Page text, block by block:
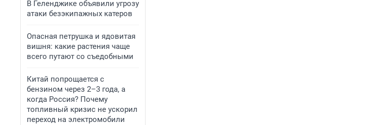
В Геленджике объявили угрозу
атаки безэкипажных катеров
Опасная петрушка и ядовитая
вишня: какие растения чаще
всего путают со съедобными
Китай попрощается с
бензином через 2–3 года, а
когда Россия? Почему
топливный кризис не ускорил
переход на электромобили